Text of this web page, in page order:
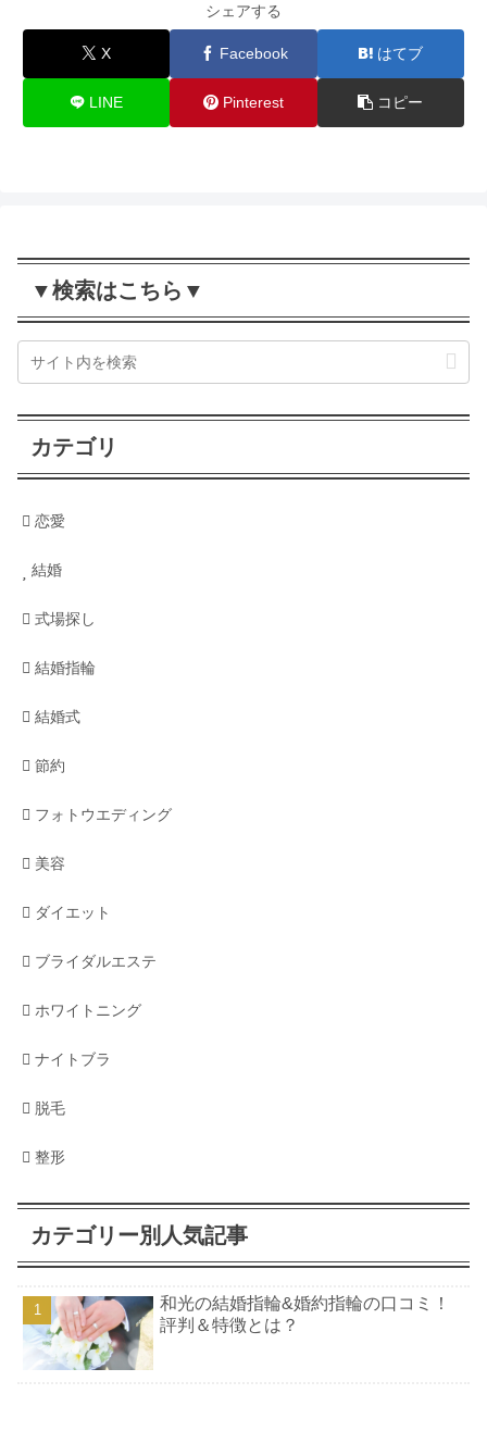
シェアする
X Facebook はてブ
LINE Pinterest コピー
▼検索はこちら▼
カテゴリ
恋愛
結婚
式場探し
結婚指輪
結婚式
節約
フォトウエディング
美容
ダイエット
ブライダルエステ
ホワイトニング
ナイトブラ
脱毛
整形
カテゴリー別人気記事
和光の結婚指輪&婚約指輪の口コミ！
評判＆特徴とは？